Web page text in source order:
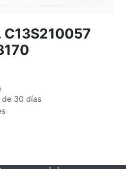
30 días